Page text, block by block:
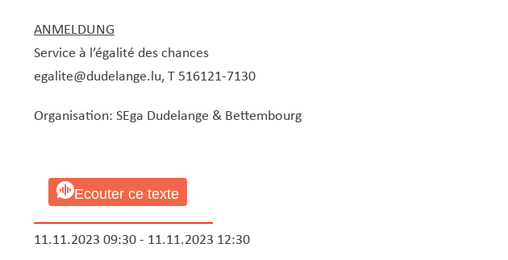
ANMELDUNG
Service à l’égalité des chances
egalite@dudelange.lu, T 516121-7130
Organisation: SEga Dudelange & Bettembourg
Ecouter ce texte
11.11.2023 09:30 - 11.11.2023 12:30